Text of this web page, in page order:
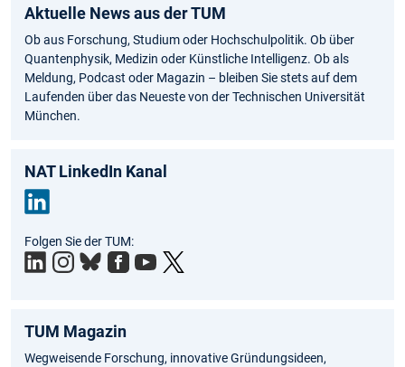
Aktuelle News aus der TUM
Ob aus Forschung, Studium oder Hochschulpolitik. Ob über
Quantenphysik, Medizin oder Künstliche Intelligenz. Ob als
Meldung, Podcast oder Magazin – bleiben Sie stets auf dem
Laufenden über das Neueste von der Technischen Universität
München.
NAT LinkedIn Kanal
edIn
Folgen Sie der TUM:
TUM Magazin
Wegweisende Forschung, innovative Gründungsideen,